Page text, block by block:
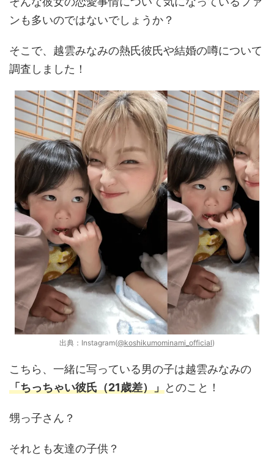
ンも多いのではないでしょうか？
そこで、越雲みなみの熱氏彼氏や結婚の噂について
調査しました！
出典：Instagram(@koshikumominami_official)
こちら、一緒に写っている男の子は越雲みなみの
「ちっちゃい彼氏（21歳差）」とのこと！
甥っ子さん？
それとも友達の子供？